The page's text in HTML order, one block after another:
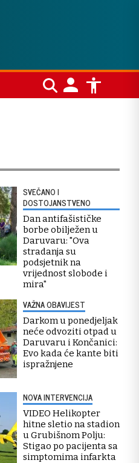
SVEČANO I
DOSTOJANSTVENO
Dan antifašističke
borbe obilježen u
Daruvaru: "Ova
stradanja su
podsjetnik na
vrijednost slobode i
mira"
VAŽNA OBAVIJEST
Darkom u ponedjeljak
neće odvoziti otpad u
Daruvaru i Končanici:
Evo kada će kante biti
ispražnjene
NOVA INTERVENCIJA
VIDEO Helikopter
hitne sletio na stadion
u Grubišnom Polju:
Stigao po pacijenta sa
simptomima infarkta